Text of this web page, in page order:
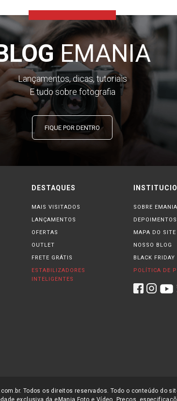
EMANIA
Lançamentos, dicas, tutoriais
E tudo sobre fotografia
FIQUE POR DENTRO
DESTAQUES
MAIS VISITADOS
LANÇAMENTOS
OFERTAS
OUTLET
FRETE GRÁTIS
ESTABILIZADORES
INTELIGENTES
SOBRE EMANIA
DEPOIMENTOS
MAPA DO SITE
NOSSO BLOG
BLACK FRIDAY
POLÍTICA DE
Todos os direitos reservados. Todo o conteúdo
exclusiva da eMania Foto e Vídeo. Preços,